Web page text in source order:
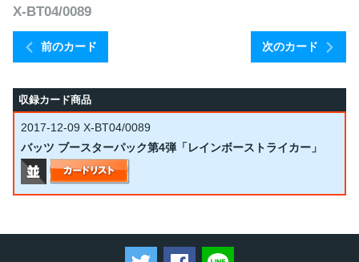
前のカード
X-BT04/0089
次のカード
収録カード商品
2017-12-09 X-BT04/0089
バッツ ブースターパック第4弾「レインボーストライカー」
ツイートするFacebookでシェアする